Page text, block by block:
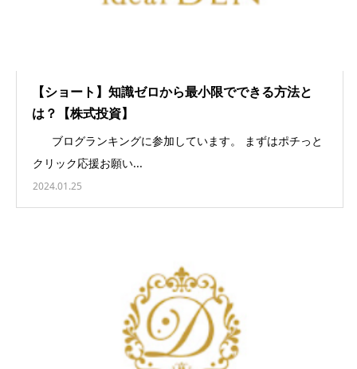
【ショート】知識ゼロから最小限でできる方法と
は？【株式投資】
ブログランキングに参加しています。 まずはポチっと
クリック応援お願い...
2024.01.25